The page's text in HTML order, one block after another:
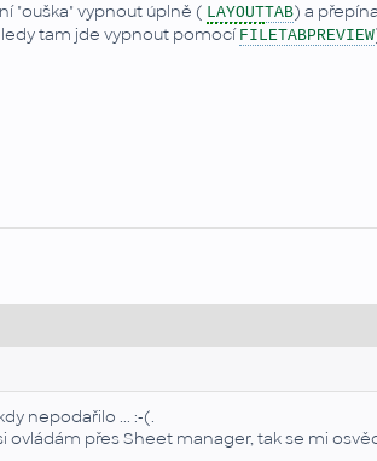
"ouška" vypnout úplně ( LAYOUTTAB) a
tam jde vypnout pomocí FILETABPREVIEW
nepodařilo ... :-(.
přes Sheet manager, tak se mi